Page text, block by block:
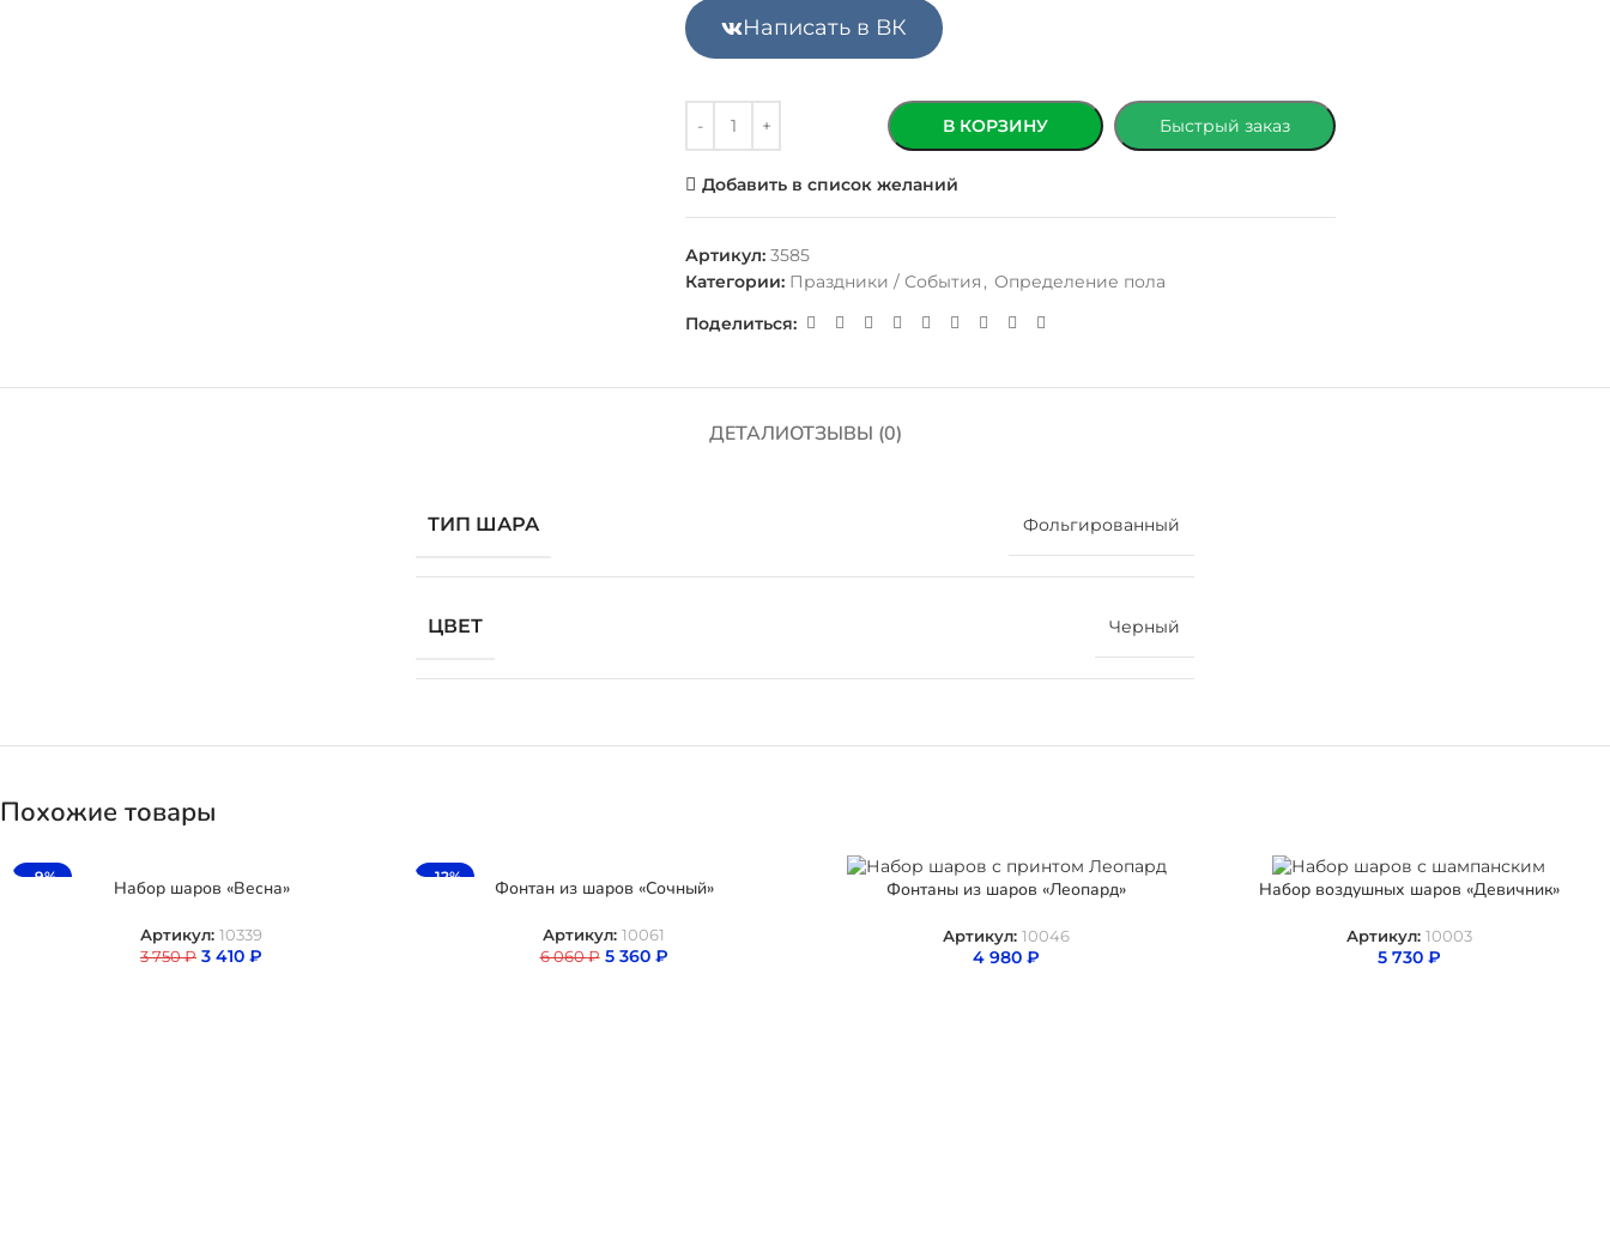
Написать в ВК
В КОРЗИНУ Быстрый заказ
Добавить в список желаний
Артикул:3585
Категории: Праздники / События , Определение пола
Поделиться:
ДЕТАЛИОТЗЫВЫ (0)
ТИП ШАРА Фольгированный
ЦВЕТ Черный
Похожие товары
-9%
Набор шаров «Весна»
Артикул: 10339
3 750₽ 3 410 ₽
-12%
Фонтан из шаров «Сочный»
Артикул: 10061
6 060₽ 5 360 ₽
Фонтаны из шаров «Леопард»
Артикул: 10046
4 980 ₽
Набор воздушных шаров «Девичник»
Артикул: 10003
5 730 ₽